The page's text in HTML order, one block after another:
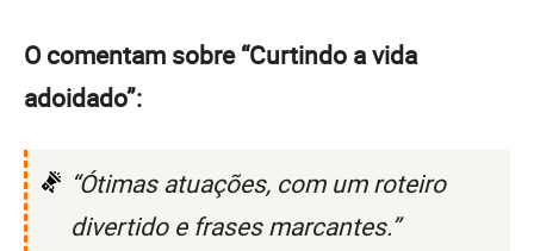
O comentam sobre “Curtindo a vida
adoidado”:
“Ótimas atuações, com um roteiro
divertido e frases marcantes.”